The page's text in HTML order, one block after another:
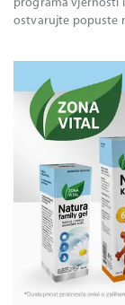
programa vjernosti
ostvarujte popuste